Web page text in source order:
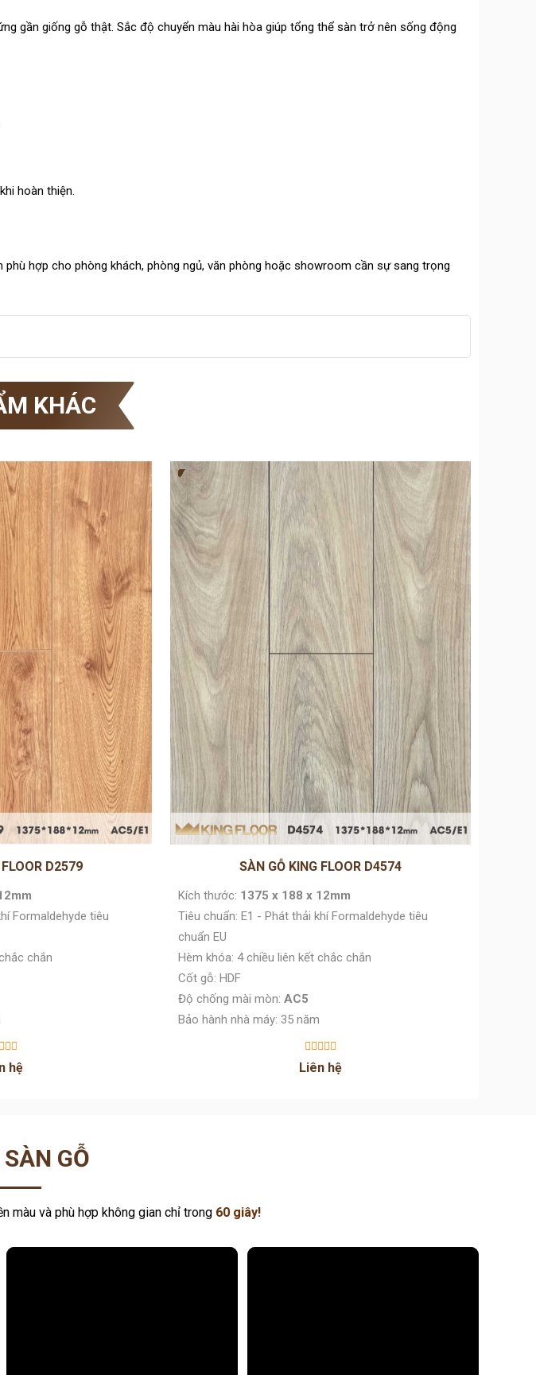
gần giống gỗ thật. Sắc độ chuyển màu hài hòa giúp tổng thể sàn trở nên sống động
hoàn thiện.
hợp cho phòng khách, phòng ngủ, văn phòng hoặc showroom cần sự sang trọng
KHÁC
D2579
Formaldehyde tiêu
chắn
hệ
SÀN GỖ KING FLOOR D4574
Kích thước: 1375 x 188 x 12mm
Tiêu chuẩn: E1 - Phát thải khí Formaldehyde tiêu
chuẩn EU
Hèm khóa: 4 chiều liên kết chắc chắn
Cốt gỗ: HDF
Độ chống mài mòn:AC5
Bảo hành nhà máy: 35 năm
Liên hệ
GỖ
màu và phù hợp không gian chỉ trong 60 giây!